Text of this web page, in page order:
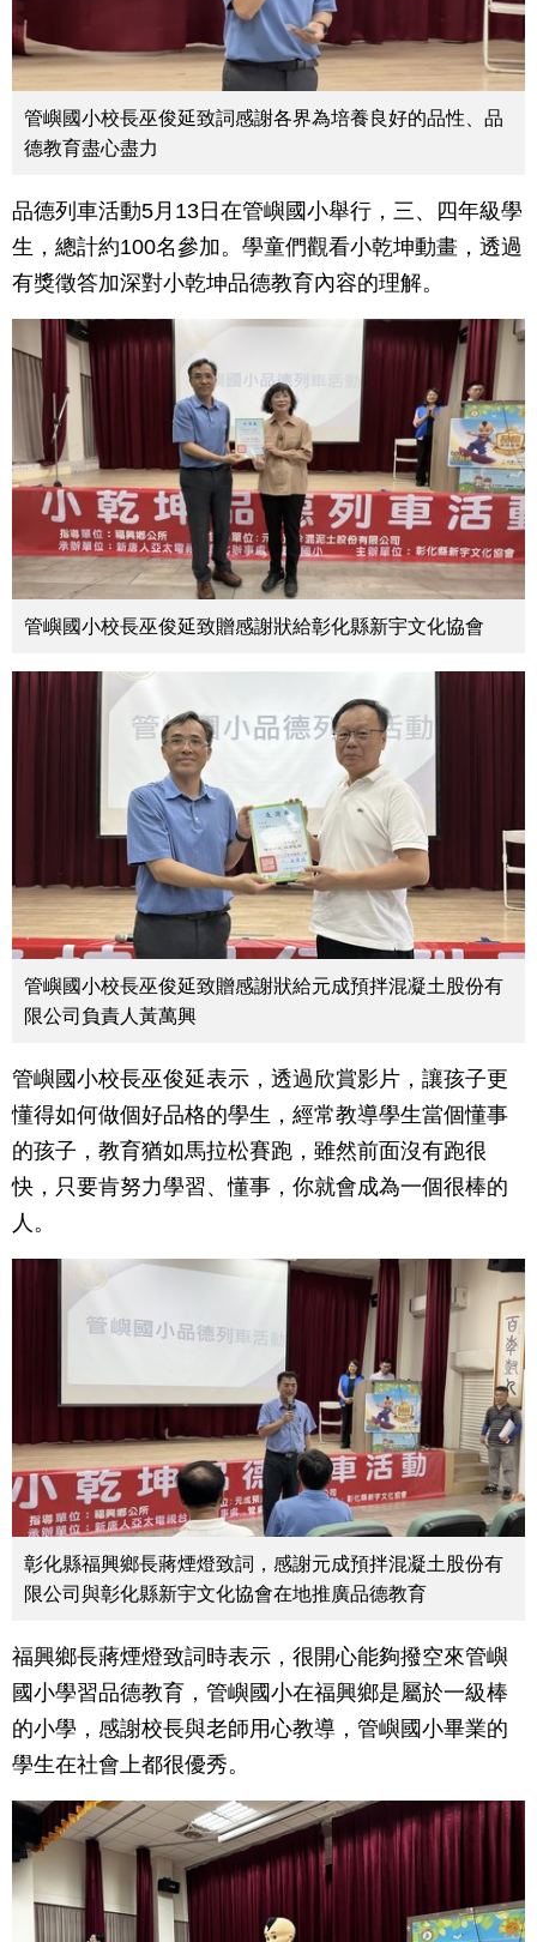
管嶼國小校長巫俊延致詞感謝各界為培養良好的品性、品
德教育盡心盡力
品德列車活動5月13日在管嶼國小舉行，三、四年級學
生，總計約100名參加。學童們觀看小乾坤動畫，透過
有獎徵答加深對小乾坤品德教育內容的理解。
管嶼國小校長巫俊延致贈感謝狀給彰化縣新宇文化協會
管嶼國小校長巫俊延致贈感謝狀給元成預拌混凝土股份有
限公司負責人黃萬興
管嶼國小校長巫俊延表示，透過欣賞影片，讓孩子更
懂得如何做個好品格的學生，經常教導學生當個懂事
的孩子，教育猶如馬拉松賽跑，雖然前面沒有跑很
快，只要肯努力學習、懂事，你就會成為一個很棒的
人。
彰化縣福興鄉長蔣煙燈致詞，感謝元成預拌混凝土股份有
限公司與彰化縣新宇文化協會在地推廣品德教育
福興鄉長蔣煙燈致詞時表示，很開心能夠撥空來管嶼
國小學習品德教育，管嶼國小在福興鄉是屬於一級棒
的小學，感謝校長與老師用心教導，管嶼國小畢業的
學生在社會上都很優秀。